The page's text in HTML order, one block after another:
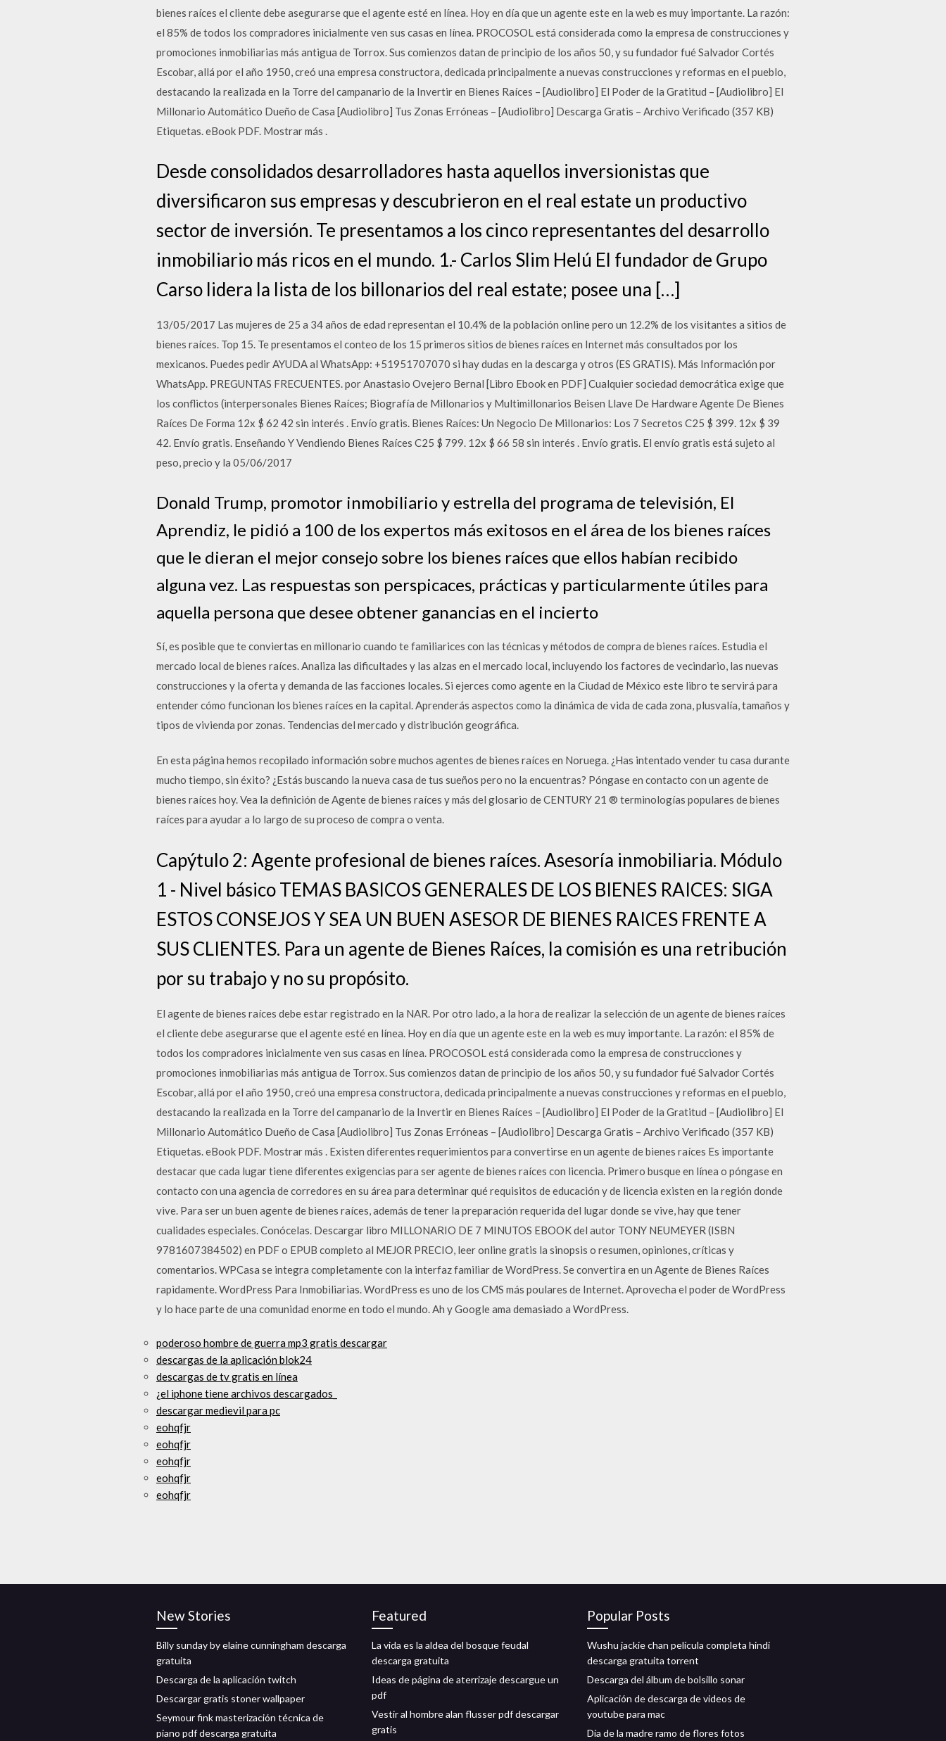
bienes raíces el cliente debe asegurarse que el agente esté en línea. Hoy en día que un agente este en la web es muy importante. La razón:
el 85% de todos los compradores inicialmente ven sus casas en línea. PROCOSOL está considerada como la empresa de construcciones y
promociones inmobiliarias más antigua de Torrox. Sus comienzos datan de principio de los años 50, y su fundador fué Salvador Cortés
Escobar, allá por el año 1950, creó una empresa constructora, dedicada principalmente a nuevas construcciones y reformas en el pueblo,
destacando la realizada en la Torre del campanario de la Invertir en Bienes Raíces – [Audiolibro] El Poder de la Gratitud – [Audiolibro] El
Millonario Automático Dueño de Casa [Audiolibro] Tus Zonas Erróneas – [Audiolibro] Descarga Gratis – Archivo Verificado (357 KB)
Etiquetas. eBook PDF. Mostrar más .
Desde consolidados desarrolladores hasta aquellos inversionistas que
diversificaron sus empresas y descubrieron en el real estate un productivo
sector de inversión. Te presentamos a los cinco representantes del desarrollo
inmobiliario más ricos en el mundo. 1.- Carlos Slim Helú El fundador de Grupo
Carso lidera la lista de los billonarios del real estate; posee una […]
13/05/2017 Las mujeres de 25 a 34 años de edad representan el 10.4% de la población online pero un 12.2% de los visitantes a sitios de
bienes raíces. Top 15. Te presentamos el conteo de los 15 primeros sitios de bienes raíces en Internet más consultados por los
mexicanos. Puedes pedir AYUDA al WhatsApp: +51951707070 si hay dudas en la descarga y otros (ES GRATIS). Más Información por
WhatsApp. PREGUNTAS FRECUENTES. por Anastasio Ovejero Bernal [Libro Ebook en PDF] Cualquier sociedad democrática exige que
los conflictos (interpersonales Bienes Raíces; Biografía de Millonarios y Multimillonarios Beisen Llave De Hardware Agente De Bienes
Raíces De Forma 12x $ 62 42 sin interés . Envío gratis. Bienes Raíces: Un Negocio De Millonarios: Los 7 Secretos C25 $ 399. 12x $ 39
42. Envío gratis. Enseñando Y Vendiendo Bienes Raíces C25 $ 799. 12x $ 66 58 sin interés . Envío gratis. El envío gratis está sujeto al
peso, precio y la 05/06/2017
Donald Trump, promotor inmobiliario y estrella del programa de televisión, El
Aprendiz, le pidió a 100 de los expertos más exitosos en el área de los bienes raíces
que le dieran el mejor consejo sobre los bienes raíces que ellos habían recibido
alguna vez. Las respuestas son perspicaces, prácticas y particularmente útiles para
aquella persona que desee obtener ganancias en el incierto
Sí, es posible que te conviertas en millonario cuando te familiarices con las técnicas y métodos de compra de bienes raíces. Estudia el
mercado local de bienes raíces. Analiza las dificultades y las alzas en el mercado local, incluyendo los factores de vecindario, las nuevas
construcciones y la oferta y demanda de las facciones locales. Si ejerces como agente en la Ciudad de México este libro te servirá para
entender cómo funcionan los bienes raíces en la capital. Aprenderás aspectos como la dinámica de vida de cada zona, plusvalía, tamaños y
tipos de vivienda por zonas. Tendencias del mercado y distribución geográfica.
En esta página hemos recopilado información sobre muchos agentes de bienes raíces en Noruega. ¿Has intentado vender tu casa durante
mucho tiempo, sin éxito? ¿Estás buscando la nueva casa de tus sueños pero no la encuentras? Póngase en contacto con un agente de
bienes raíces hoy. Vea la definición de Agente de bienes raíces y más del glosario de CENTURY 21 ® terminologías populares de bienes
raíces para ayudar a lo largo de su proceso de compra o venta.
Capýtulo 2: Agente profesional de bienes raíces. Asesoría inmobiliaria. Módulo
1 - Nivel básico TEMAS BASICOS GENERALES DE LOS BIENES RAICES: SIGA
ESTOS CONSEJOS Y SEA UN BUEN ASESOR DE BIENES RAICES FRENTE A
SUS CLIENTES. Para un agente de Bienes Raíces, la comisión es una retribución
por su trabajo y no su propósito.
El agente de bienes raíces debe estar registrado en la NAR. Por otro lado, a la hora de realizar la selección de un agente de bienes raíces
el cliente debe asegurarse que el agente esté en línea. Hoy en día que un agente este en la web es muy importante. La razón: el 85% de
todos los compradores inicialmente ven sus casas en línea. PROCOSOL está considerada como la empresa de construcciones y
promociones inmobiliarias más antigua de Torrox. Sus comienzos datan de principio de los años 50, y su fundador fué Salvador Cortés
Escobar, allá por el año 1950, creó una empresa constructora, dedicada principalmente a nuevas construcciones y reformas en el pueblo,
destacando la realizada en la Torre del campanario de la Invertir en Bienes Raíces – [Audiolibro] El Poder de la Gratitud – [Audiolibro] El
Millonario Automático Dueño de Casa [Audiolibro] Tus Zonas Erróneas – [Audiolibro] Descarga Gratis – Archivo Verificado (357 KB)
Etiquetas. eBook PDF. Mostrar más . Existen diferentes requerimientos para convertirse en un agente de bienes raíces Es importante
destacar que cada lugar tiene diferentes exigencias para ser agente de bienes raíces con licencia. Primero busque en línea o póngase en
contacto con una agencia de corredores en su área para determinar qué requisitos de educación y de licencia existen en la región donde
vive. Para ser un buen agente de bienes raíces, además de tener la preparación requerida del lugar donde se vive, hay que tener
cualidades especiales. Conócelas. Descargar libro MILLONARIO DE 7 MINUTOS EBOOK del autor TONY NEUMEYER (ISBN
9781607384502) en PDF o EPUB completo al MEJOR PRECIO, leer online gratis la sinopsis o resumen, opiniones, críticas y
comentarios. WPCasa se integra completamente con la interfaz familiar de WordPress. Se convertira en un Agente de Bienes Raíces
rapidamente. WordPress Para Inmobiliarias. WordPress es uno de los CMS más poulares de Internet. Aprovecha el poder de WordPress
y lo hace parte de una comunidad enorme en todo el mundo. Ah y Google ama demasiado a WordPress.
poderoso hombre de guerra mp3 gratis descargar
descargas de la aplicación blok24
descargas de tv gratis en línea
¿el iphone tiene archivos descargados_
descargar medievil para pc
eohqfjr
eohqfjr
eohqfjr
eohqfjr
eohqfjr
New Stories
Billy sunday by elaine cunningham descarga
gratuita
Descarga de la aplicación twitch
Descargar gratis stoner wallpaper
Seymour fink masterización técnica de
piano pdf descarga gratuita
Featured
La vida es la aldea del bosque feudal
descarga gratuita
Ideas de página de aterrizaje descargue un
pdf
Vestir al hombre alan flusser pdf descargar
gratis
Popular Posts
Wushu jackie chan película completa hindi
descarga gratuita torrent
Descarga del álbum de bolsillo sonar
Aplicación de descarga de videos de
youtube para mac
Día de la madre ramo de flores fotos